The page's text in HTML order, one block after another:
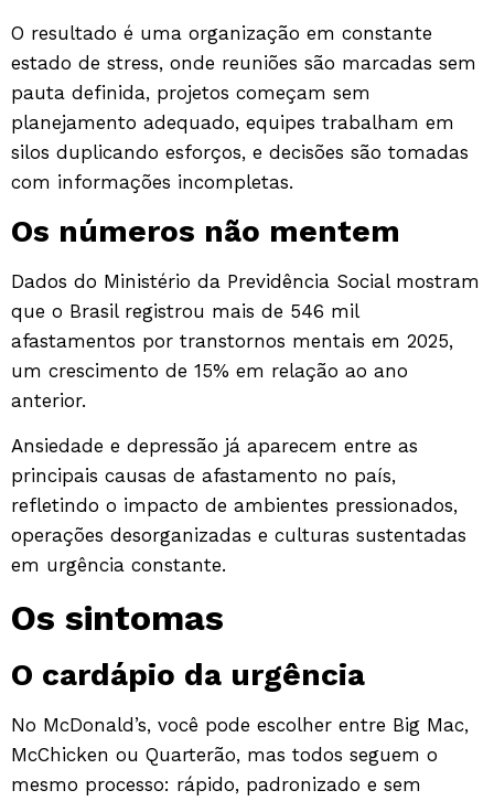
O resultado é uma organização em constante
estado de stress, onde reuniões são marcadas sem
pauta definida, projetos começam sem
planejamento adequado, equipes trabalham em
silos duplicando esforços, e decisões são tomadas
com informações incompletas.
Os números não mentem
Dados do Ministério da Previdência Social mostram
que o Brasil registrou mais de 546 mil
afastamentos por transtornos mentais em 2025,
um crescimento de 15% em relação ao ano
anterior.
Ansiedade e depressão já aparecem entre as
principais causas de afastamento no país,
refletindo o impacto de ambientes pressionados,
operações desorganizadas e culturas sustentadas
em urgência constante.
Os sintomas
O cardápio da urgência
No McDonald’s, você pode escolher entre Big Mac,
McChicken ou Quarterão, mas todos seguem o
mesmo processo: rápido, padronizado e sem